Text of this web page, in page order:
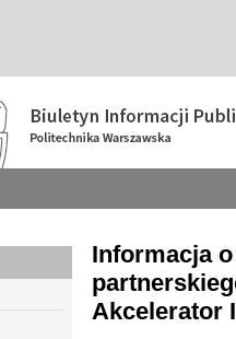
Informacja
Akcelerator